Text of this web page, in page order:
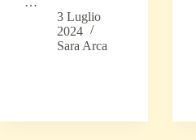
3 Luglio
2024
Sara Arca